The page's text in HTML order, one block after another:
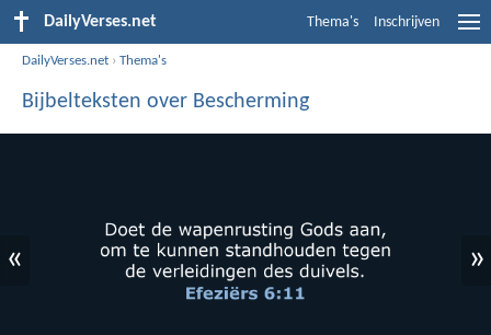
DailyVerses.net Thema's Inschrijven
DailyVerses.net ›Thema's
Bijbelteksten over Bescherming
« »